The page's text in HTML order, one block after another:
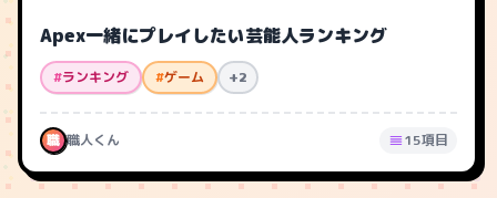
Apex一緒にプレイしたい芸能人ランキング
#ランキング #ゲーム +2
職 職人くん 15項目